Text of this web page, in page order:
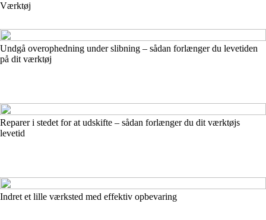
Værktøj
Undgå overophedning under slibning – sådan forlænger du levetiden
på dit værktøj
Reparer i stedet for at udskifte – sådan forlænger du dit værktøjs
levetid
Indret et lille værksted med effektiv opbevaring